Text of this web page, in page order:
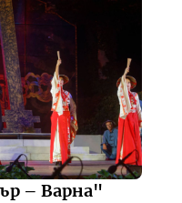
– Варна"